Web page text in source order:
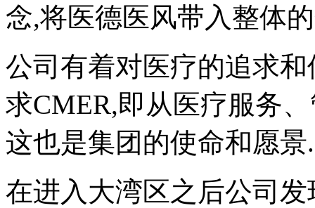
念,将医德医风带入整体
公司有着对医疗的追求
求CMER,即从医疗服务
这也是集团的使命和愿景.
在进入大湾区之后公司